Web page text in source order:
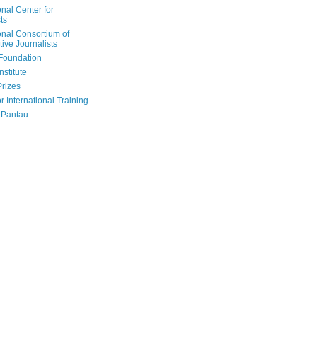
Center for
Consortium of
Journalists
International Training